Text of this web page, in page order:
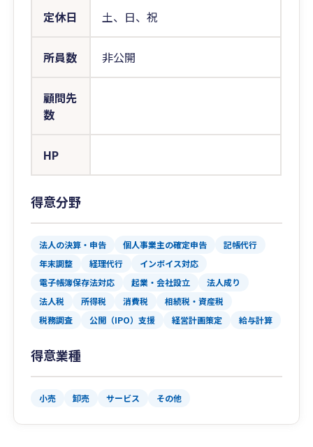
定休日 土、日、祝
所員数 非公開
顧問先
数
HP
得意分野
法人の決算・申告 個人事業主の確定申告
記帳代行
年末調整
経理代行
インボイス対応
電子帳簿保存法対応
起業・会社設立
法人成り
法人税
所得税 消費税
相続税・資産税
税務調査
公開（IPO）支援 経営計画策定 給与計算
得意業種
小売 卸売 サービス その他